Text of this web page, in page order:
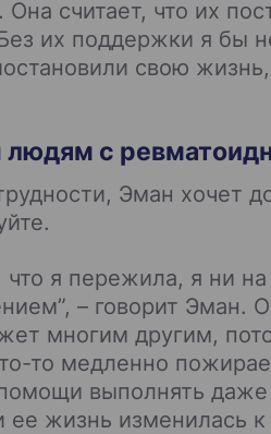
Она считает, что их
их поддержки я бы
свою
людям с
Эман хочет
что я пережила, я ни
– говорит Эман.
многим другим,
то медленно
выполнять
ее жизнь изменилась